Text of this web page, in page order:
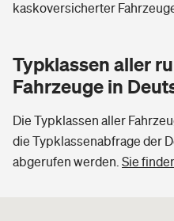
kaskoversicherter
Typklassen aller
Fahrzeuge in
Die Typklassen aller
die Typklassenabfrage der
abgerufen werden. Sie